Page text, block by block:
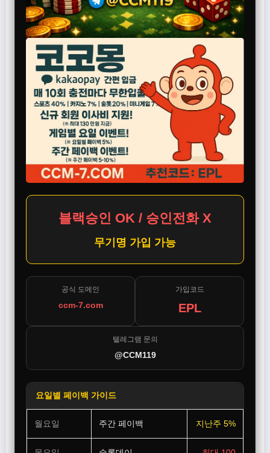
블랙승인 OK / 승인전화 X
무기명 가입 가능
공식 도메인
ccm-7.com
가입코드
EPL
텔레그램 문의
@CCM119
요일별 페이백 가이드
월요일 주간 페이백 지난주 5%